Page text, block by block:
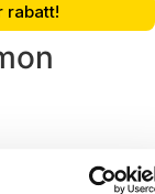
rabatt!